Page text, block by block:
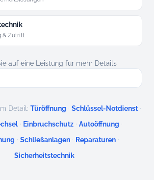
& Zutritt
auf eine Leistung für mehr Details
Detail: Türöffnung · Schlüssel-Notdienst ·
· Einbruchschutz · Autoöffnung ·
· Schließanlagen · Reparaturen ·
Sicherheitstechnik